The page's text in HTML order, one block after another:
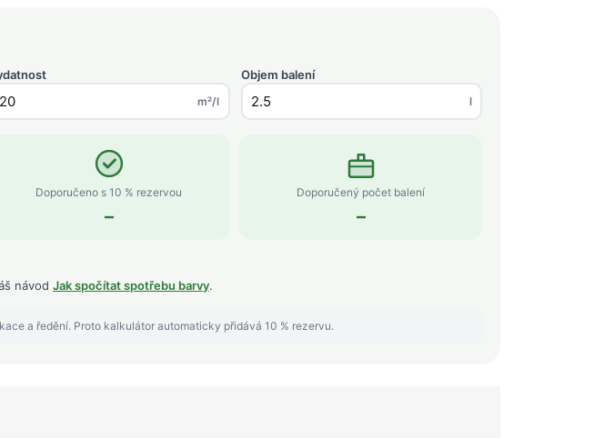
m²/l
Objem balení
l
Doporučeno s 10 % rezervou
–
Doporučený počet balení
–
návod Jak spočítat spotřebu barvy.
a ředění. Proto kalkulátor automaticky přidává 10 % rezervu.